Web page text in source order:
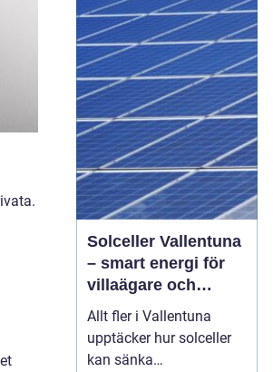
att upptäcka skador,
beläggningar och
riskzoner i tid, så att
underhåll, reparation
eller relining kan
planeras smart i...
Solceller Vallentuna
– smart energi för
villaägare och
företag
Allt fler i Vallentuna
upptäcker hur solceller
kan sänka